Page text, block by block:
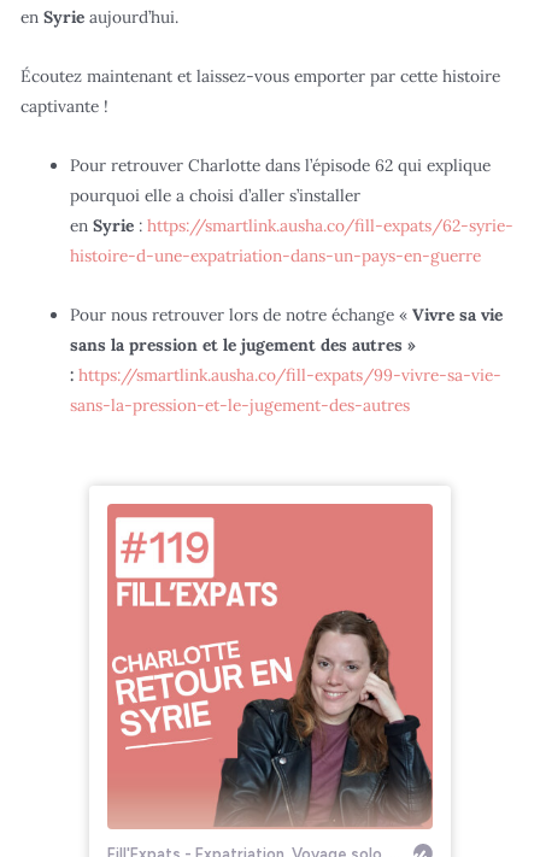
enSyrie aujourd’hui.
Écoutez maintenant et laissez-vous emporter par cette histoire
captivante !
Pour retrouver Charlotte dans l’épisode 62 qui explique
pourquoi elle a choisi d’aller s’installer
enSyrie :https://smartlink.ausha.co/fill-expats/62-syrie-
histoire-d-une-expatriation-dans-un-pays-en-guerre
Pour nous retrouver lors de notre échange «Vivre sa vie
sans la pression et le jugement des autres »
:https://smartlink.ausha.co/fill-expats/99-vivre-sa-vie-
sans-la-pression-et-le-jugement-des-autres